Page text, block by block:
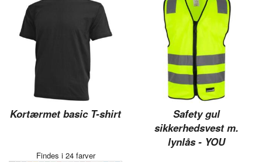
Kortærmet basic T-shirt
Findes i 24 farver
Safety gul
sikkerhedsvest m.
lynlås - YOU